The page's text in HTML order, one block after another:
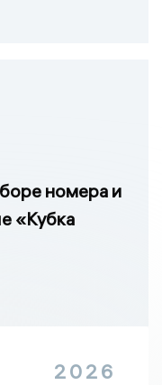
номера и
«Кубка
2026